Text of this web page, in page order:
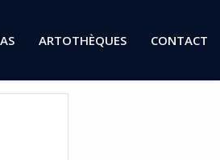
ARTOTHÈQUES CONTACT